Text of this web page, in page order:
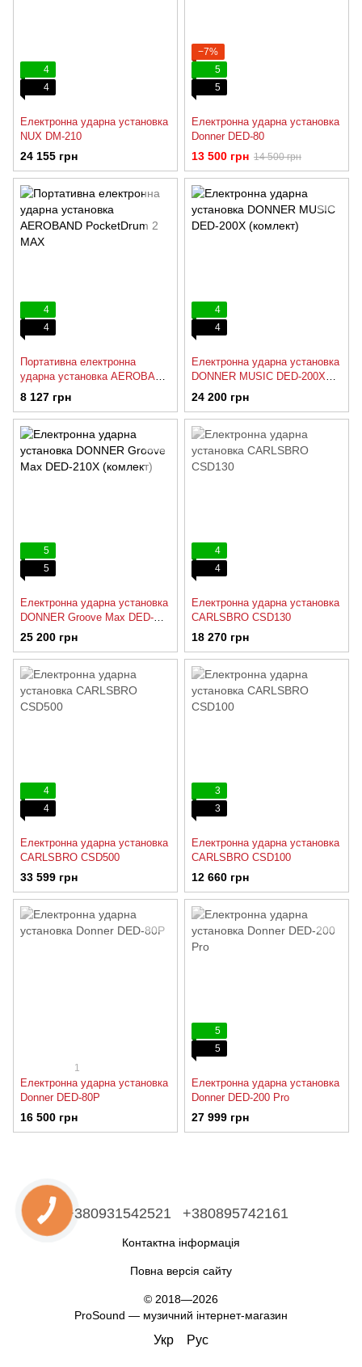
4
4
Електронна ударна установка
NUX DM-210
24 155 грн
−7%
5
5
Електронна ударна установка
Donner DED-80
13 500 грн 14 500 грн
4
4
Портативна електронна
ударна установка AEROBAND
PocketDrum 2 MAX
8 127 грн
4
4
Електронна ударна установка
DONNER MUSIC DED-200X
(комлект)
24 200 грн
5
5
Електронна ударна установка
DONNER Groove Max DED-
210X (комлект)
25 200 грн
4
4
Електронна ударна установка
CARLSBRO CSD130
18 270 грн
4
4
Електронна ударна установка
CARLSBRO CSD500
33 599 грн
3
3
Електронна ударна установка
CARLSBRO CSD100
12 660 грн
1
Електронна ударна установка
Donner DED-80P
16 500 грн
5
5
Електронна ударна установка
Donner DED-200 Pro
27 999 грн
+380931542521 +380895742161
Контактна інформація
Повна версія сайту
© 2018—2026
ProSound — музичний інтернет-магазин
Укр Рус